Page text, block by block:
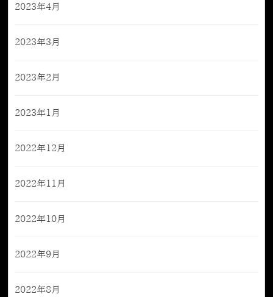
2023年4月
2023年3月
2023年2月
2023年1月
2022年12月
2022年11月
2022年10月
2022年9月
2022年8月